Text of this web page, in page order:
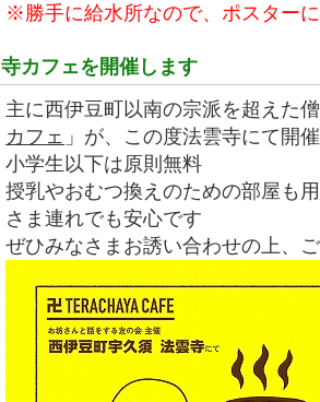
※勝手に給水所なので、ポスターに
寺カフェを開催します
主に西伊豆町以南の宗派を超えた
カフェ 」が、この度法雲寺にて開
小学生以下は原則無料
授乳やおむつ換えのための部屋も
さま連れでも安心です
ぜひみなさまお誘い合わせの上、